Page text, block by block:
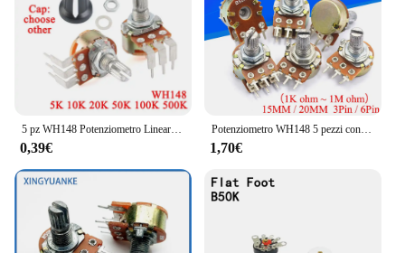
5 pz WH148 Potenziometro Lineare Piegare Piedi 5K 10K 20K 50K 100K 500K B5K B10K B20K B50K B100K B500K 15mm Albero 3pin Con Interruttore
0,39€
Potenziometro WH148 5 pezzi con interruttore 3/6pin 15MM/20MM amplificatore albero doppio potenziometro Stereo 1K 2K 5K 10K 50K 100K 500K
1,70€